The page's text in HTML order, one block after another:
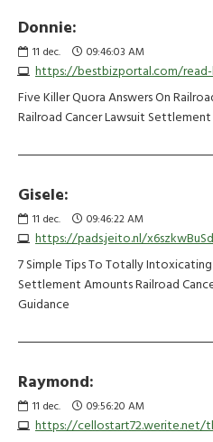
Donnie:
11 dec. 09:46:03 AM
https://bestbizportal.com/
Five Killer Quora Answers On
Railroad Cancer Lawsuit Settlement
Gisele:
11 dec. 09:46:22 AM
https://pads.jeito.nl/
7 Simple Tips To Totally
Settlement Amounts Railroad
Guidance
Raymond:
11 dec. 09:56:20 AM